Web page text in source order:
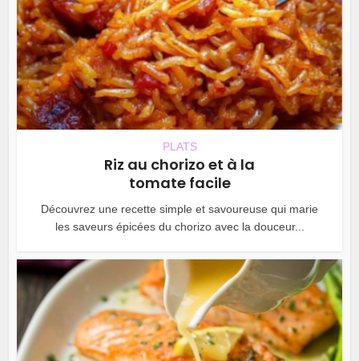
PLATS
Riz au chorizo et à la
tomate facile
Découvrez une recette simple et savoureuse qui marie
les saveurs épicées du chorizo avec la douceur...